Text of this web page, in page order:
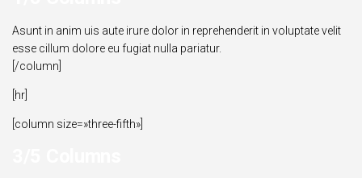
Asunt in anim uis aute irure dolor in reprehenderit in voluptate velit
esse cillum dolore eu fugiat nulla pariatur.
[/column]
[hr]
[column size=»three-fifth»]